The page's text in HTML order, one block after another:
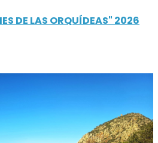
DE LAS ORQUÍDEAS" 2026